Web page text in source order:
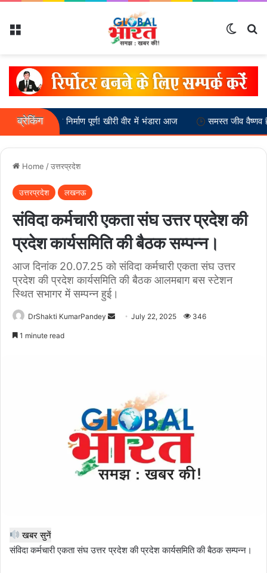
Menu
ब्रेकिंग
मंदिर निर्माण पूर्ण! खीरी वीर में भंडारा आज समस्त जीव वैष्णव हैं :-- स्वामी
Home /उत्तरप्रदेश
उत्तरप्रदेश लखनऊ
संविदा कर्मचारी एकता संघ उत्तर प्रदेश की
प्रदेश कार्यसमिति की बैठक सम्पन्न।
आज दिनांक 20.07.25 को संविदा कर्मचारी एकता संघ उत्तर
प्रदेश की प्रदेश कार्यसमिति की बैठक आलमबाग बस स्टेशन
स्थित सभागर में सम्पन्न हुई।
DrShakti KumarPandey
SendJuly 22, 2025 346
1 minute read
खबर सुनें
संविदा कर्मचारी एकता संघ उत्तर प्रदेश की प्रदेश कार्यसमिति की बैठक सम्पन्न।